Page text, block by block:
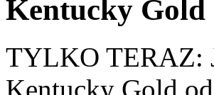
Kentucky Gold
TYLKO TERAZ:
Kentucky Gold